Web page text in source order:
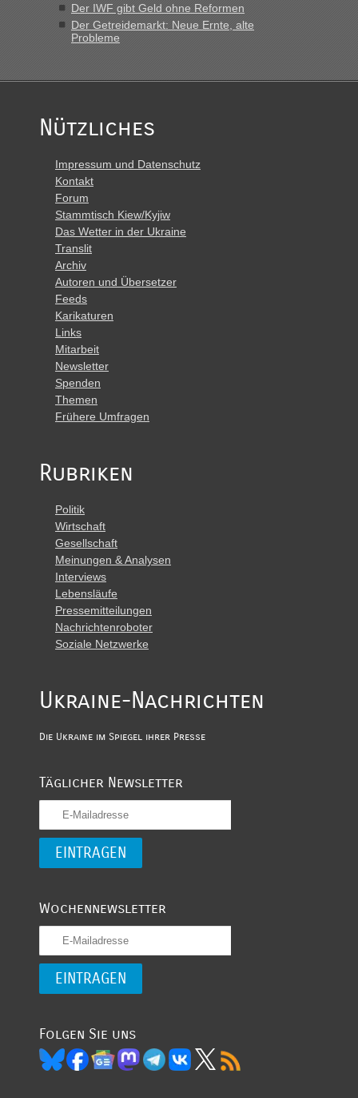
Der IWF gibt Geld ohne Reformen
Der Getreidemarkt: Neue Ernte, alte
Probleme
Nützliches
Impressum und Datenschutz
Kontakt
Forum
Stammtisch Kiew/Kyjiw
Das Wetter in der Ukraine
Translit
Archiv
Autoren und Übersetzer
Feeds
Karikaturen
Links
Mitarbeit
Newsletter
Spenden
Themen
Frühere Umfragen
Rubriken
Politik
Wirtschaft
Gesellschaft
Meinungen & Analysen
Interviews
Lebensläufe
Pressemitteilungen
Nachrichtenroboter
Soziale Netzwerke
Ukraine-Nachrichten
Die Ukraine im Spiegel ihrer Presse
Täglicher Newsletter
Wochennewsletter
Folgen Sie uns